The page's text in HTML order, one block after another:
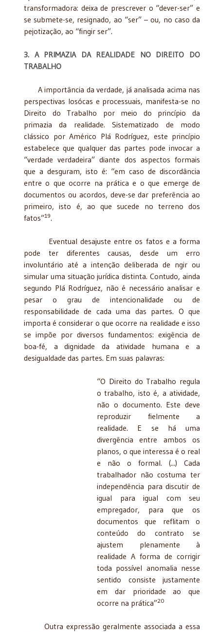
transformadora: deixa de prescrever o “dever-ser” e
se submete-se, resignado, ao “ser” – ou, no caso da
pejotização, ao “fingir ser”.
3. A PRIMAZIA DA REALIDADE NO DIREITO DO
TRABALHO
A importância da verdade, já analisada acima nas
perspectivas losócas e processuais, manifesta-se no
Direito do Trabalho por meio do princípio da
primazia da realidade. Sistematizado de modo
clássico por Américo Plá Rodríguez, este princípio
estabelece que qualquer das partes pode invocar a
“verdade verdadeira” diante dos aspectos formais
que a desguram, isto é: “em caso de discordância
entre o que ocorre na prática e o que emerge de
documentos ou acordos, deve-se dar preferência ao
primeiro, isto é, ao que sucede no terreno dos
fatos”19.
Eventual desajuste entre os fatos e a forma
pode ter diferentes causas, desde um erro
involuntário até a intenção deliberada de ngir ou
simular uma situação jurídica distinta. Contudo, ainda
segundo Plá Rodríguez, não é necessário analisar e
pesar o grau de intencionalidade ou de
responsabilidade de cada uma das partes. O que
importa é considerar o que ocorre na realidade e isso
se impõe por diversos fundamentos: exigência de
boa-fé, a dignidade da atividade humana e a
desigualdade das partes. Em suas palavras:
“O Direito do Trabalho regula
o trabalho, isto é, a atividade,
não o documento. Este deve
reproduzir fielmente a
realidade. E se há uma
divergência entre ambos os
planos, o que interessa é o real
e não o formal. (...) Cada
trabalhador não costuma ter
independência para discutir de
igual para igual com seu
empregador, para que os
documentos que reflitam o
conteúdo do contrato se
ajustem plenamente à
realidade A forma de corrigir
toda possível anomalia nesse
sentido consiste justamente
em dar prioridade ao que
ocorre na prática”20
Outra expressão geralmente associada a essa